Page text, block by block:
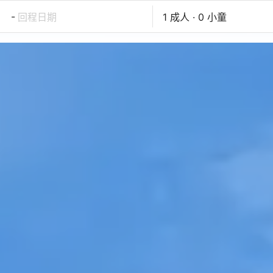
- 回程日期 1 成人 · 0 小童